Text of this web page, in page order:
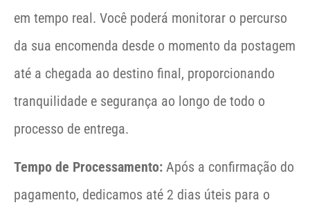
em tempo real. Você poderá monitorar o percurso
da sua encomenda desde o momento da postagem
até a chegada ao destino final, proporcionando
tranquilidade e segurança ao longo de todo o
processo de entrega.
Tempo de Processamento: Após a confirmação do
pagamento, dedicamos até 2 dias úteis para o